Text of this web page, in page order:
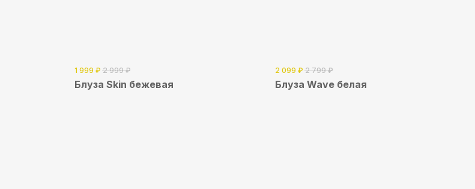
1 999 ₽ 2 999 ₽
Блуза Skin бежевая
2 099 ₽ 2 799 ₽
Блуза Wave белая